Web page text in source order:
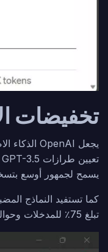
تخفيضات
يسمح لجمهور أوسع
كما تستفيد النماذج
تبلغ 75٪ للمدخلات وحوالي 60٪ للمخرجات. تعد هذه التخفيضات بتمكين المطورين والمؤسسات من نشر الحلول القائمة على الذكاء الاصطناعي بشكل أكثر اقتصادا.